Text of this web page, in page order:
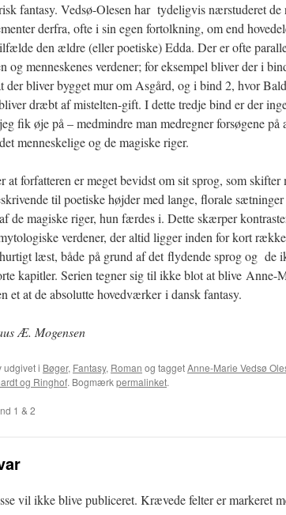
fantasy. Vedsø-Olesen har tydeligvis nærstuderet
derfra, ofte i sin egen fortolkning, om end
den ældre (eller poetiske) Edda. Der er ofte
og menneskenes verdener; for eksempel bliver der i
der bliver bygget mur om Asgård, og i bind 2, hvor
dræbt af mistelten-gift. I dette tredje bind er der
fik øje på – medmindre man medregner forsøgene på
menneskelige og de magiske riger.
at forfatteren er meget bevidst om sit sprog, som
til poetiske højder med lange, florale
de magiske riger, hun færdes i. Dette skærper
verdener, der altid ligger inden for kort
læst, både på grund af det flydende sprog og de
kapitler. Serien tegner sig til ikke blot at blive Anne-
et at de absolutte hovedværker i dansk fantasy.
Æ. Mogensen
i Bøger, Fantasy, Roman og taggetAnne-Marie Vedsø
og Ringhof. Bogmærkpermalinket.
1 & 2
vil ikke blive publiceret. Krævede felter er markeret